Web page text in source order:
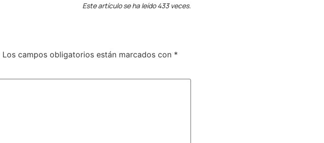
Este artículo se ha leído 433 veces.
Los campos obligatorios están marcados con *